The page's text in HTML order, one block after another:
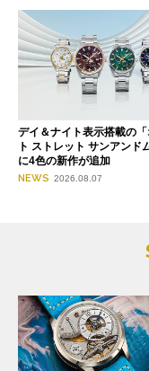
デイ＆ナイト表示搭載の
ト ストレット サンアンド
に4色の新作が追加
NEWS 2026.08.07